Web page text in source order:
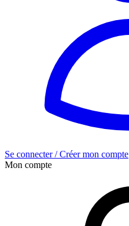
Se connecter / Créer mon compte
Mon compte